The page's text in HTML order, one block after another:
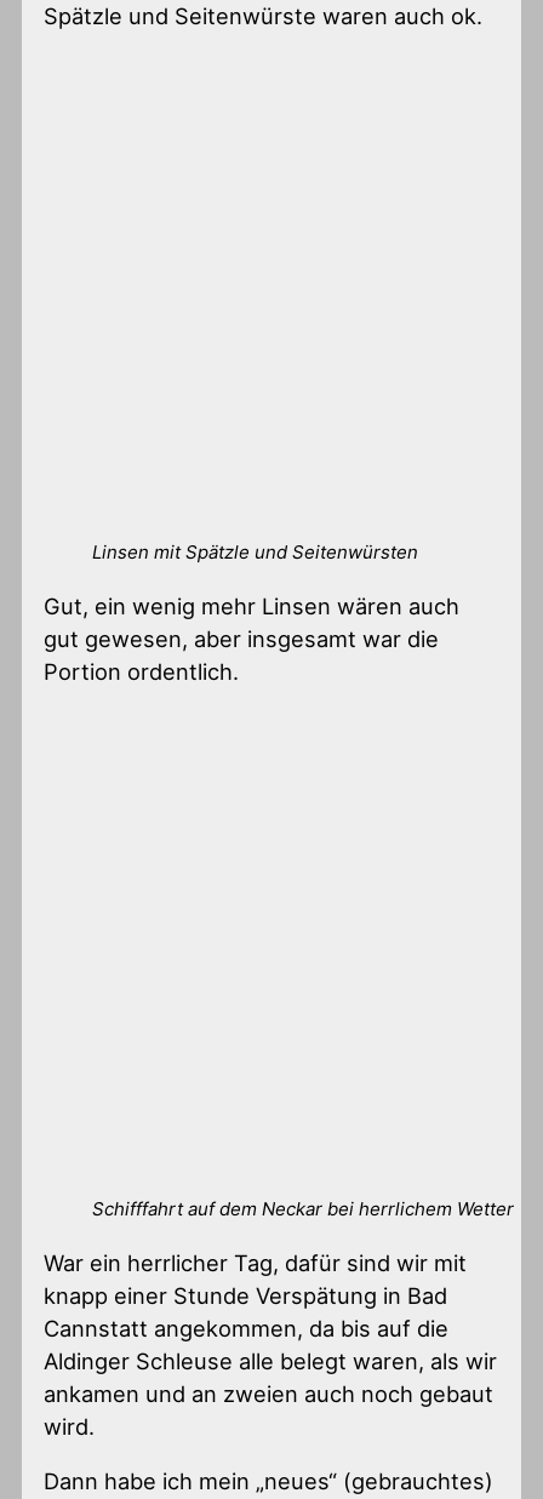
Spätzle und Seitenwürste waren auch ok.
Linsen mit Spätzle und Seitenwürsten
Gut, ein wenig mehr Linsen wären auch
gut gewesen, aber insgesamt war die
Portion ordentlich.
Schifffahrt auf dem Neckar bei herrlichem Wetter
War ein herrlicher Tag, dafür sind wir mit
knapp einer Stunde Verspätung in Bad
Cannstatt angekommen, da bis auf die
Aldinger Schleuse alle belegt waren, als wir
ankamen und an zweien auch noch gebaut
wird.
Dann habe ich mein „neues“ (gebrauchtes)